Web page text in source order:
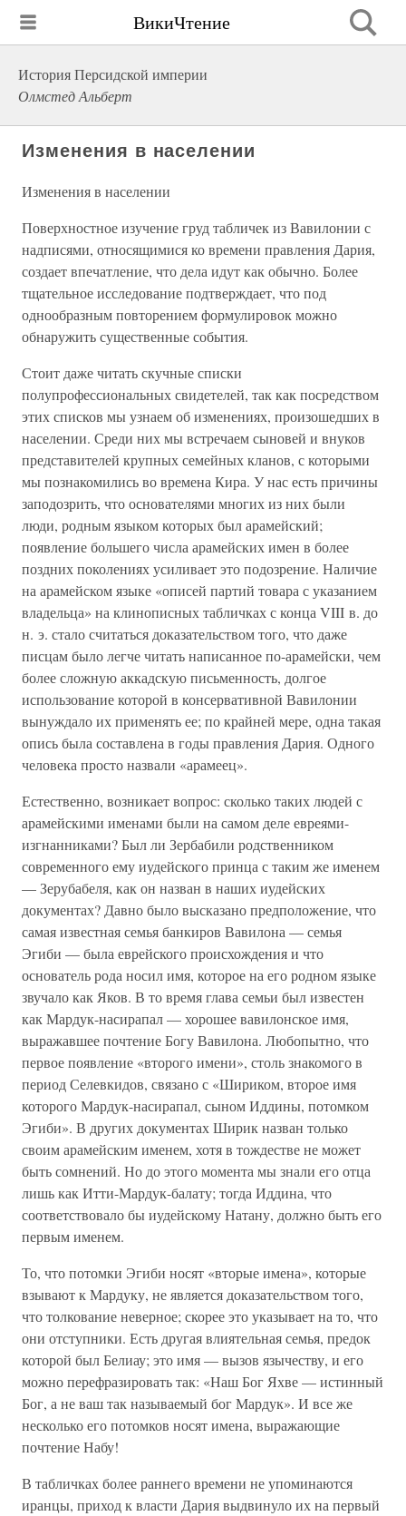
ВикиЧтение
История Персидской империи
Олмстед Альберт
Изменения в населении
Изменения в населении
Поверхностное изучение груд табличек из Вавилонии с
надписями, относящимися ко времени правления Дария,
создает впечатление, что дела идут как обычно. Более
тщательное исследование подтверждает, что под
однообразным повторением формулировок можно
обнаружить существенные события.
Стоит даже читать скучные списки
полупрофессиональных свидетелей, так как посредством
этих списков мы узнаем об изменениях, произошедших в
населении. Среди них мы встречаем сыновей и внуков
представителей крупных семейных кланов, с которыми
мы познакомились во времена Кира. У нас есть причины
заподозрить, что основателями многих из них были
люди, родным языком которых был арамейский;
появление большего числа арамейских имен в более
поздних поколениях усиливает это подозрение. Наличие
на арамейском языке «описей партий товара с указанием
владельца» на клинописных табличках с конца VIII в. до
н. э. стало считаться доказательством того, что даже
писцам было легче читать написанное по-арамейски, чем
более сложную аккадскую письменность, долгое
использование которой в консервативной Вавилонии
вынуждало их применять ее; по крайней мере, одна такая
опись была составлена в годы правления Дария. Одного
человека просто назвали «арамеец».
Естественно, возникает вопрос: сколько таких людей с
арамейскими именами были на самом деле евреями-
изгнанниками? Был ли Зербабили родственником
современного ему иудейского принца с таким же именем
— Зерубабеля, как он назван в наших иудейских
документах? Давно было высказано предположение, что
самая известная семья банкиров Вавилона — семья
Эгиби — была еврейского происхождения и что
основатель рода носил имя, которое на его родном языке
звучало как Яков. В то время глава семьи был известен
как Мардук-насирапал — хорошее вавилонское имя,
выражавшее почтение Богу Вавилона. Любопытно, что
первое появление «второго имени», столь знакомого в
период Селевкидов, связано с «Шириком, второе имя
которого Мардук-насирапал, сыном Иддины, потомком
Эгиби». В других документах Ширик назван только
своим арамейским именем, хотя в тождестве не может
быть сомнений. Но до этого момента мы знали его отца
лишь как Итти-Мардук-балату; тогда Иддина, что
соответствовало бы иудейскому Натану, должно быть его
первым именем.
То, что потомки Эгиби носят «вторые имена», которые
взывают к Мардуку, не является доказательством того,
что толкование неверное; скорее это указывает на то, что
они отступники. Есть другая влиятельная семья, предок
которой был Белиау; это имя — вызов язычеству, и его
можно перефразировать так: «Наш Бог Яхве — истинный
Бог, а не ваш так называемый бог Мардук». И все же
несколько его потомков носят имена, выражающие
почтение Набу!
В табличках более раннего времени не упоминаются
иранцы, приход к власти Дария выдвинуло их на первый